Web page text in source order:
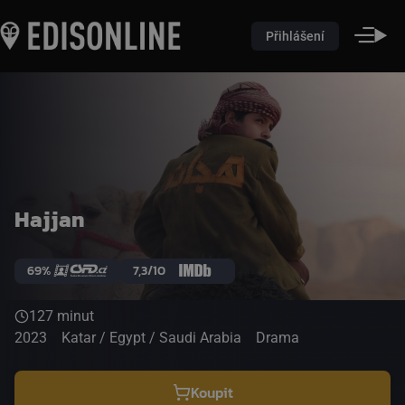
Přihlášení
Hajjan
69% 7,3/10
127 minut
2023
Katar / Egypt / Saudi Arabia Drama
Koupit